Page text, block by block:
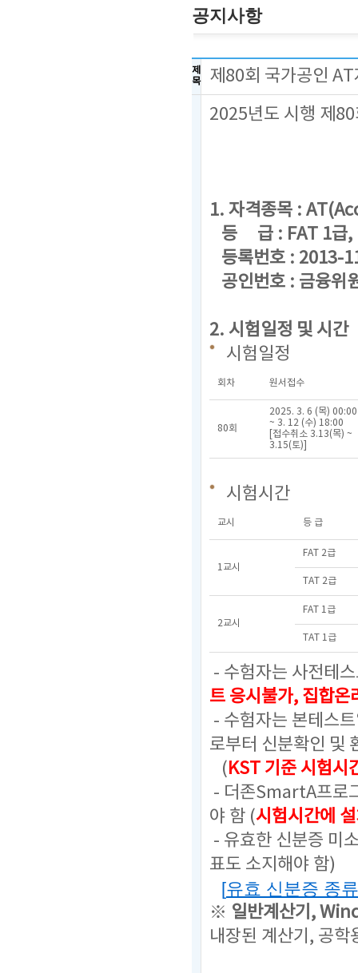
공지사항
제
목
제80회 국가공인
2025년도 시행 제
1. 자격종목 :
등 급 : FAT 1급,
등록번호 : 2013-
공인번호 : 금융위
2. 시험일정 및 시간
시험일정
회차 원서접수
80회
2025. 3. 6 (목) 00:00
~ 3. 12 (수) 18:00
[접수취소 3.13(목) ~
3.15(토)]
시험시간
교시 등 급
1교시
FAT 2급
TAT 2급
2교시
FAT 1급
TAT 1급
- 수험자는 사전테
트 응시불가, 집합온
- 수험자는 본테스
로부터 신분확인 및
(KST 기준 시험시
- 더존SmartA프로
야 함 (시험시간에
- 유효한 신분증 미
표도 소지해야 함)
[유효 신분증 종
※ 일반계산기,
내장된 계산기, 공학